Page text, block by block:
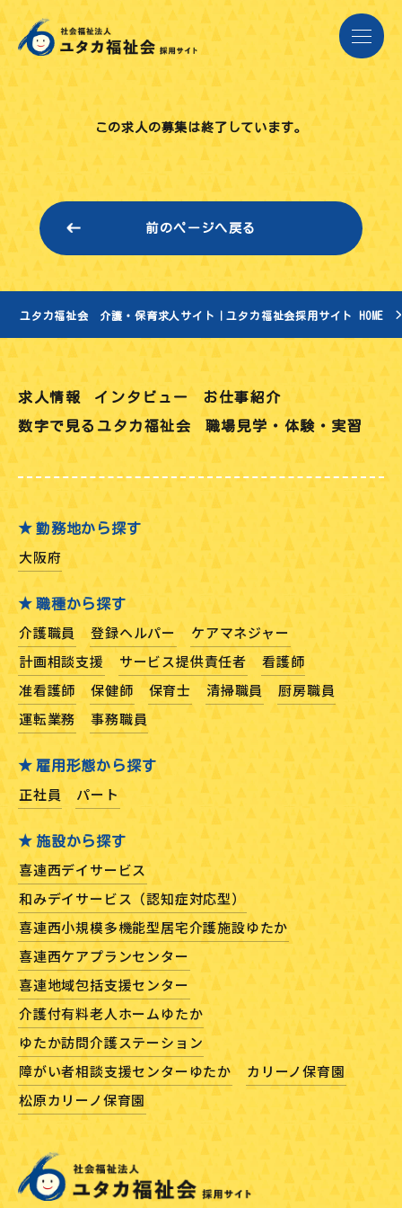
この求人の募集は終了しています。
前のページへ戻る
ユタカ福祉会 介護・保育求人サイト｜ユタカ福祉会採用サイト HOME
求人情報 インタビュー
お仕事紹介
数字で見るユタカ福祉会
職場見学・体験・実習
勤務地から探す
大阪府
職種から探す
介護職員 登録ヘルパー
ケアマネジャー
計画相談支援
サービス提供責任者
看護師
准看護師
保健師 保育士 清掃職員
厨房職員
運転業務
事務職員
雇用形態から探す
正社員 パート
施設から探す
喜連西デイサービス
和みデイサービス（認知症対応型）
喜連西小規模多機能型居宅介護施設ゆたか
喜連西ケアプランセンター
喜連地域包括支援センター
介護付有料老人ホームゆたか
ゆたか訪問介護ステーション
障がい者相談支援センターゆたか
カリーノ保育園
松原カリーノ保育園